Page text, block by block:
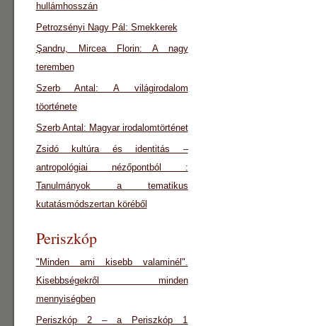
hullámhosszán
Petrozsényi Nagy Pál: Smekkerek
Şandru, Mircea Florin: A nagy
teremben
Szerb Antal: A világirodalom
töorténete
Szerb Antal: Magyar irodalomtörténet
Zsidó kultúra és identitás –
antropológiai nézőpontból :
Tanulmányok a tematikus
kutatásmódszertan köréből
Periszkóp
"Minden ami kisebb valaminél".
Kisebbségekről minden
mennyiségben
Periszkóp 2 – a Periszkóp 1